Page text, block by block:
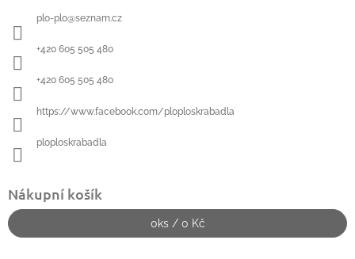
plo-plo@seznam.cz
+420 605 505 480
+420 605 505 480
https://www.facebook.com/ploploskrabadla
ploploskrabadla
Nákupní košík
0ks / 0 Kč